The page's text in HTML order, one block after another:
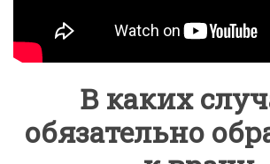
В каких
обязательно